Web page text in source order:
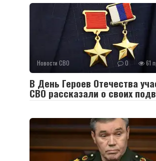
Новости СВО 0 61
В День Героев Отечества
СВО рассказали о своих